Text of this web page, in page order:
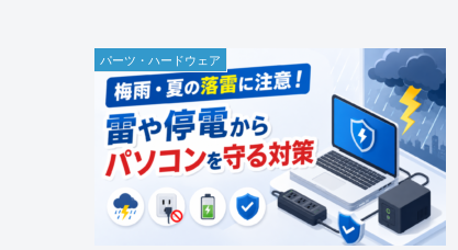
パーツ・ハードウェア